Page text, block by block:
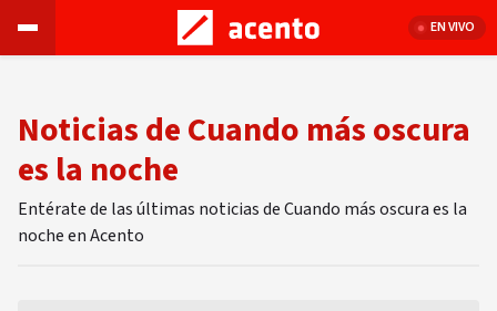
EN VIVO
Noticias de Cuando más oscura
es la noche
Entérate de las últimas noticias de Cuando más oscura es la
noche en Acento